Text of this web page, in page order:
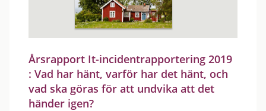
Årsrapport It-incidentrapportering 2019
: Vad har hänt, varför har det hänt, och
vad ska göras för att undvika att det
händer igen?